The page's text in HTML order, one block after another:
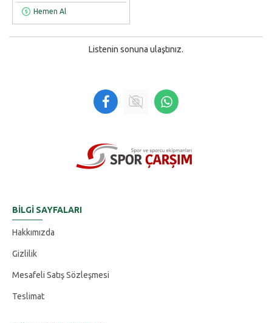
Hemen Al
Listenin sonuna ulaştınız.
BILGI SAYFALARI
Hakkımızda
Gizlilik
Mesafeli Satış Sözleşmesi
Teslimat